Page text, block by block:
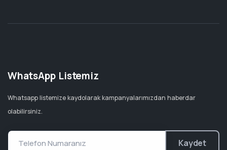
WhatsApp Listemiz
Whatsapp listemize kaydolarak kampanyalarımızdan haberdar
olabilirsiniz.
Kaydet